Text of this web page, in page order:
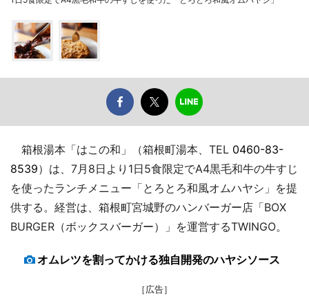
箱根湯本「はこの和」（箱根町湯本、TEL 0460-83-
8539）は、7月8日より1日5食限定でA4黒毛和牛の牛すじ
を使ったランチメニュー「とろとろ和風オムハヤシ」を提
供する。経営は、箱根町宮城野のハンバーガー店「BOX
BURGER（ボックスバーガー）」を運営するTWINGO。
オムレツを割ってかける独自開発のハヤシソース
［広告］